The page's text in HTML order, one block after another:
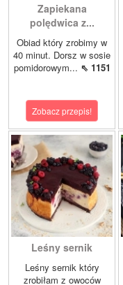
Zapiekana
polędwica z...
Obiad który zrobimy w
40 minut. Dorsz w sosie
pomidorowym... ⇖ 1151
Zobacz przepis!
Leśny sernik
Leśny sernik który
zrobiłam z owoców